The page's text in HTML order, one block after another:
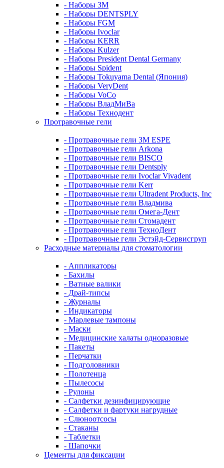
- Наборы 3М
- Наборы DENTSPLY
- Наборы FGM
- Наборы Ivoclar
- Наборы KERR
- Наборы Kulzer
- Наборы President Dental Germany
- Наборы Spident
- Наборы Tokuyama Dental (Япония)
- Наборы VeryDent
- Наборы VoCo
- Наборы ВладМиВа
- Наборы Технодент
Протравочные гели
- Протравочные гели 3М ESPE
- Протравочные гели Arkona
- Протравочные гели BISCO
- Протравочные гели Dentsply
- Протравочные гели Ivoclar Vivadent
- Протравочные гели Kerr
- Протравочные гели Ultradent Products, Inc
- Протравочные гели Владмива
- Протравочные гели Омега-Дент
- Протравочные гели Стомадент
- Протравочные гели ТехноДент
- Протравочные гели Эстэйд-Сервисгруп
Расходные материалы для стоматологии
- Аппликаторы
- Бахилы
- Ватные валики
- Драй-типсы
- Журналы
- Индикаторы
- Марлевые тампоны
- Маски
- Медицинские халаты одноразовые
- Пакеты
- Перчатки
- Подголовники
- Полотенца
- Пылесосы
- Рулоны
- Салфетки дезинфицирующие
- Салфетки и фартуки нагрудные
- Слюноотсосы
- Стаканы
- Таблетки
- Шапочки
Цементы для фиксации